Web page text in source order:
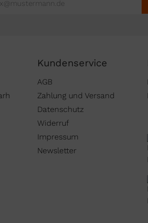
Mail-
Kundenservice
AGB
Zahlung und Versand
Datenschutz
Widerruf
Impressum
Newsletter